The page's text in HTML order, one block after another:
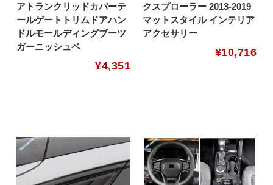
アトランクリッドカバーテ
ールゲートトリムドアハン
ドルモールディングブーツ
ガーニッシュベ
¥4,351
クスプローラー 2013-2019
マットスタイル インテリア
アクセサリー
¥10,716